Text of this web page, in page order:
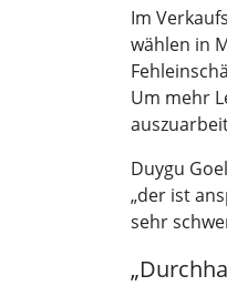
Im
wählen in
Um mehr
Duygu
„der ist
sehr